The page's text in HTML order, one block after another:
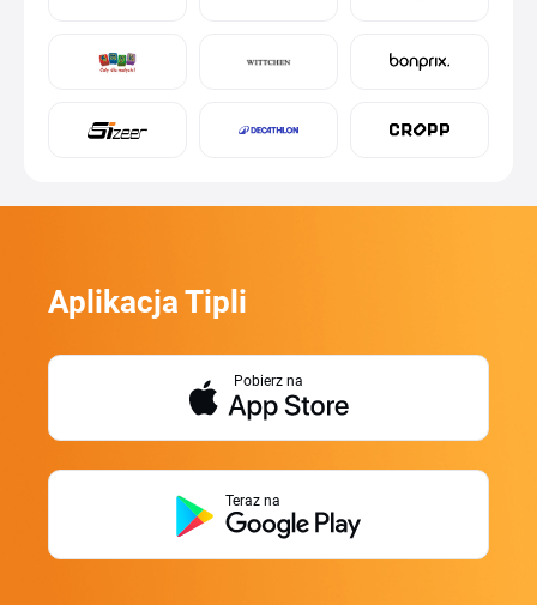
Aplikacja Tipli
Pobierz na
Teraz na